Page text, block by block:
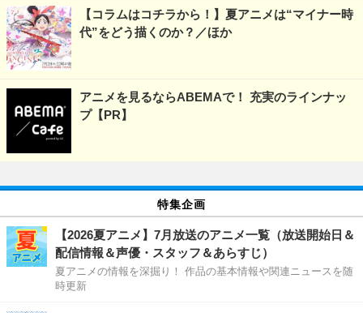
【コラムはコチラから！】夏アニメは“マイナー時
代”をどう描くのか？／ほか
アニメを見るならABEMAで！ 充実のラインナッ
プ【PR】
特集企画
【2026夏アニメ】7月放送のアニメ一覧（放送開始日＆
配信情報＆声優・スタッフ＆あらすじ）
夏アニメの情報を深掘り！ 作品の基本情報や関連ニュースを随
時更新